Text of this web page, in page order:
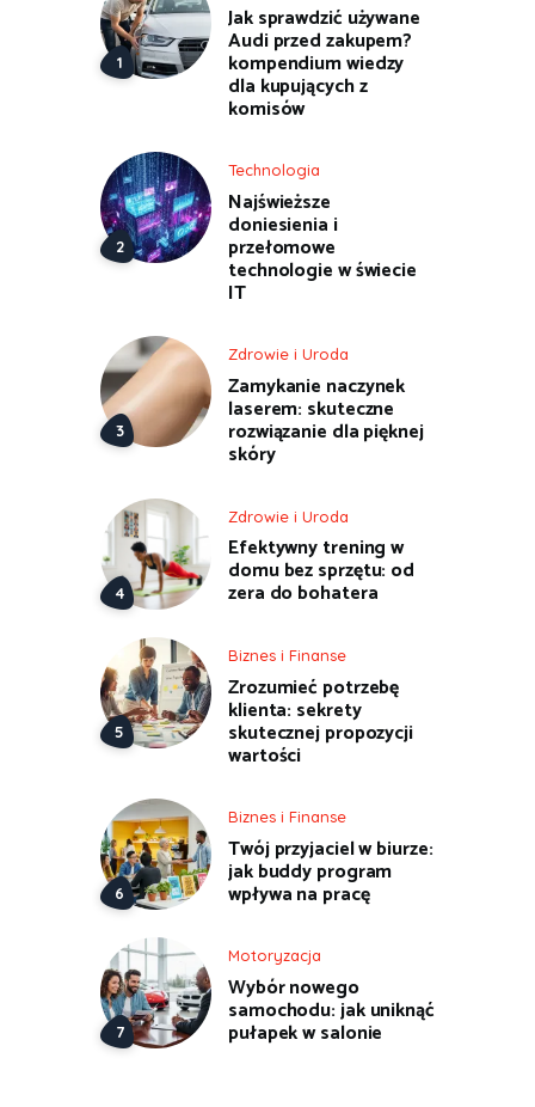
Jak sprawdzić używane
Audi przed zakupem?
kompendium wiedzy
dla kupujących z
komisów
Technologia
Najświeższe
doniesienia i
przełomowe
technologie w świecie
IT
Zdrowie i Uroda
Zamykanie naczynek
laserem: skuteczne
rozwiązanie dla pięknej
skóry
Zdrowie i Uroda
Efektywny trening w
domu bez sprzętu: od
zera do bohatera
Biznes i Finanse
Zrozumieć potrzebę
klienta: sekrety
skutecznej propozycji
wartości
Biznes i Finanse
Twój przyjaciel w biurze:
jak buddy program
wpływa na pracę
Motoryzacja
Wybór nowego
samochodu: jak uniknąć
pułapek w salonie